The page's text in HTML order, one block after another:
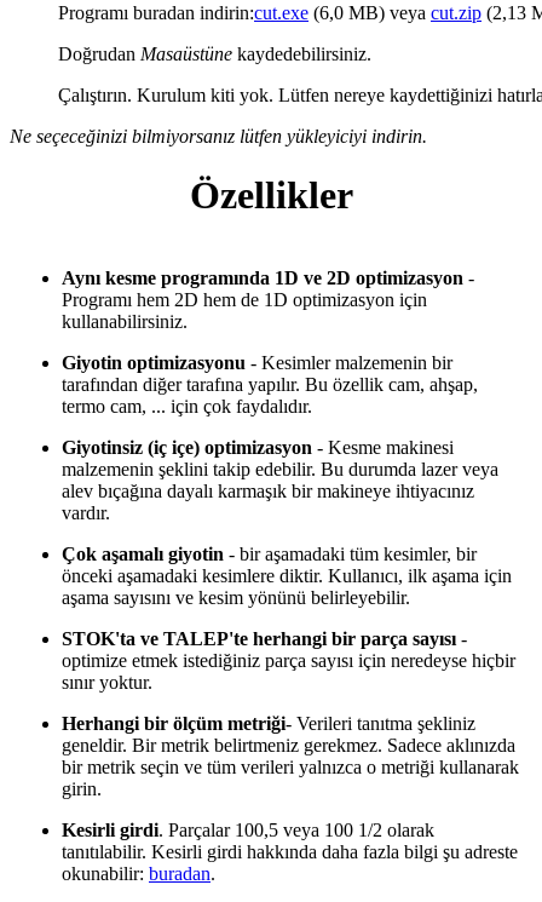
Programı buradan indirin:cut.exe (6,0 MB) veya cut.zip (2,13
Doğrudan Masaüstüne kaydedebilirsiniz.
Çalıştırın. Kurulum kiti yok. Lütfen nereye kaydettiğinizi
Ne seçeceğinizi bilmiyorsanız lütfen yükleyiciyi indirin.
Özellikler
Aynı kesme programında 1D ve 2D optimizasyon -
Programı hem 2D hem de 1D optimizasyon için
kullanabilirsiniz.
Giyotin optimizasyonu - Kesimler malzemenin bir
tarafından diğer tarafına yapılır. Bu özellik cam, ahşap,
termo cam, ... için çok faydalıdır.
Giyotinsiz (iç içe) optimizasyon - Kesme makinesi
malzemenin şeklini takip edebilir. Bu durumda lazer veya
alev bıçağına dayalı karmaşık bir makineye ihtiyacınız
vardır.
Çok aşamalı giyotin - bir aşamadaki tüm kesimler, bir
önceki aşamadaki kesimlere diktir. Kullanıcı, ilk aşama için
aşama sayısını ve kesim yönünü belirleyebilir.
STOK'ta ve TALEP'te herhangi bir parça sayısı -
optimize etmek istediğiniz parça sayısı için neredeyse hiçbir
sınır yoktur.
Herhangi bir ölçüm metriği- Verileri tanıtma şekliniz
geneldir. Bir metrik belirtmeniz gerekmez. Sadece aklınızda
bir metrik seçin ve tüm verileri yalnızca o metriği kullanarak
girin.
Kesirli girdi. Parçalar 100,5 veya 100 1/2 olarak
tanıtılabilir. Kesirli girdi hakkında daha fazla bilgi şu adreste
okunabilir: buradan.